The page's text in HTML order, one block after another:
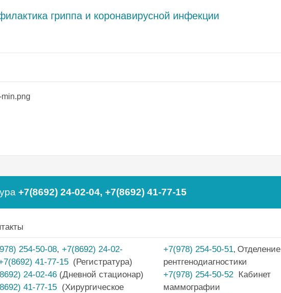
гриппа и коронавирусной инфекции
+7(8692) 24-02-04, +7(8692) 41-77-15
254-50-08, +7(8692) 24-02-
41-77-15 (Регистратура)
24-02-46 (Дневной стационар)
41-77-15 (Хирургическое
+7(978) 254-50-51, Отделение
рентгенодиагностики
+7(978) 254-50-52 Кабинет
маммографии